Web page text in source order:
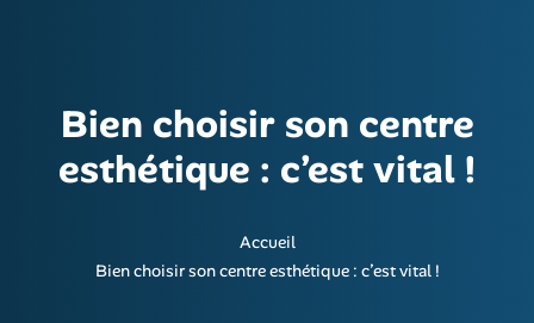
Bien choisir son centre
esthétique : c’est vital !
Accueil
Bien choisir son centre esthétique : c’est vital !